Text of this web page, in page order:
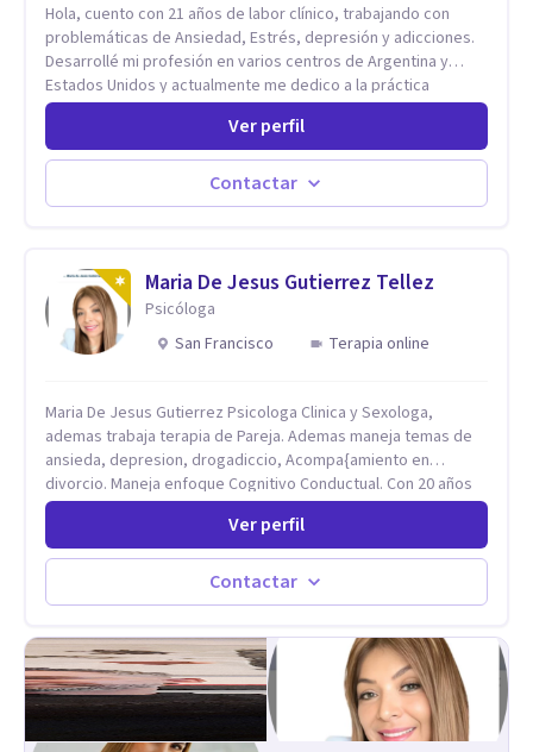
Hola, cuento con 21 años de labor clínico, trabajando con
problemáticas de Ansiedad, Estrés, depresión y adicciones.
Desarrollé mi profesión en varios centros de Argentina y
Estados Unidos y actualmente me dedico a la práctica
privada. Utilizo terapias cognitivas conductuales basadas en
evidencia científica con comprobados resultados. Los
objetivos terapéuticos están centrados en brindar
herramientas concretas para el cambio, que permitan
desarrollar nuevas habilidades y estrategias basadas en la
Ver perfil
Contactar
Maria De Jesus Gutierrez Tellez
Psicóloga
San Francisco
Terapia online
Maria De Jesus Gutierrez Psicologa Clinica y Sexologa,
ademas trabaja terapia de Pareja. Ademas maneja temas de
ansieda, depresion, drogadiccio, Acompa{amiento en
divorcio. Maneja enfoque Cognitivo Conductual. Con 20 años
de experiencia, constantemente capacitandose en las
diferntes areas de la Salud Mental.
Ver perfil
Contactar